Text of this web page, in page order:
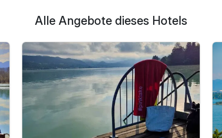
Alle Angebote dieses Hotels